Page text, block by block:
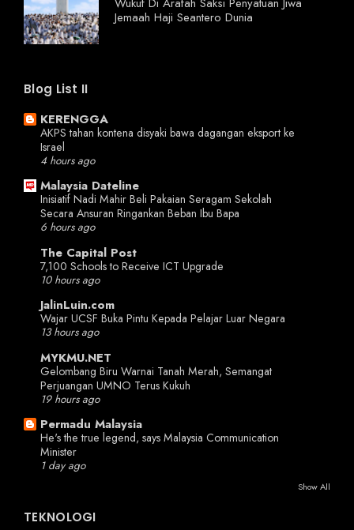
Jemaah Haji Seantero Dunia
Blog List II
KERENGGA
AKPS tahan kontena disyaki bawa dagangan eksport ke
Israel
4 hours ago
Malaysia Dateline
Inisiatif Nadi Mahir Beli Pakaian Seragam Sekolah
Secara Ansuran Ringankan Beban Ibu Bapa
6 hours ago
The Capital Post
7,100 Schools to Receive ICT Upgrade
10 hours ago
JalinLuin.com
Wajar UCSF Buka Pintu Kepada Pelajar Luar Negara
13 hours ago
MYKMU.NET
Gelombang Biru Warnai Tanah Merah, Semangat
Perjuangan UMNO Terus Kukuh
19 hours ago
Permadu Malaysia
He's the true legend, says Malaysia Communication
Minister
1 day ago
Show All
TEKNOLOGI